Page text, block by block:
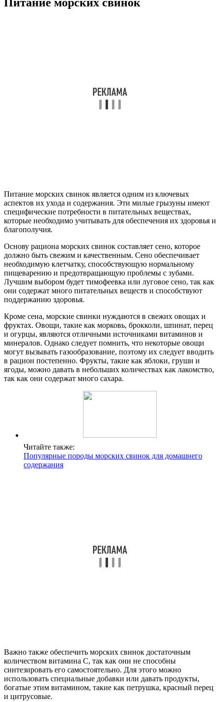
Питание морских свинок является одним из ключевых
аспектов их ухода и содержания. Эти милые грызуны имеют
специфические потребности в питательных веществах,
которые необходимо учитывать для обеспечения их здоровья и
благополучия.
Основу рациона морских свинок составляет сено, которое
должно быть свежим и качественным. Сено обеспечивает
необходимую клетчатку, способствующую нормальному
пищеварению и предотвращающую проблемы с зубами.
Лучшим выбором будет тимофеевка или луговое сено, так как
они содержат много питательных веществ и способствуют
поддержанию здоровья.
Кроме сена, морские свинки нуждаются в свежих овощах и
фруктах. Овощи, такие как морковь, брокколи, шпинат, перец
и огурцы, являются отличными источниками витаминов и
минералов. Однако следует помнить, что некоторые овощи
могут вызывать газообразование, поэтому их следует вводить
в рацион постепенно. Фрукты, такие как яблоки, груши и
ягоды, можно давать в небольших количествах как лакомство,
так как они содержат много сахара.
Читайте также:
Популярные породы морских свинок для домашнего
содержания
Важно также обеспечить морских свинок достаточным
количеством витамина C, так как они не способны
синтезировать его самостоятельно. Для этого можно
использовать специальные добавки или давать продукты,
богатые этим витамином, такие как петрушка, красный перец
и цитрусовые.